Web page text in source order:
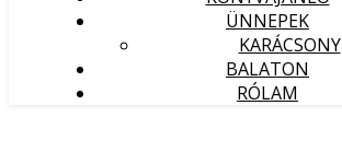
ÜNNEPEK
KARÁCSONY
BALATON
RÓLAM